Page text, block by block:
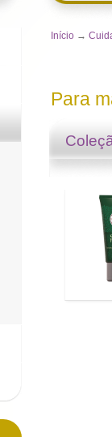
Início →
Para